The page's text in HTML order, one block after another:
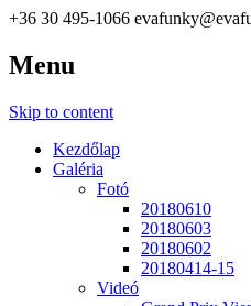
+36 30 495-1066
Táncversenye
Ritmuscsapatok Országos
Menu
Skip to content
Kezdőlap
Galéria
Fotó
20180610
20180603
20180602
20180414-15
Videó